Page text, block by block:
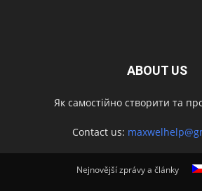
ABOUT US
Як самостійно створити та
Contact us:
Nejnovější zprávy a články